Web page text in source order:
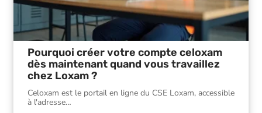
Pourquoi créer votre compte celoxam
dès maintenant quand vous travaillez
chez Loxam ?
Celoxam est le portail en ligne du CSE Loxam, accessible
à l'adresse…